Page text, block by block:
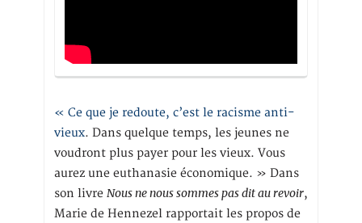
« Ce que je redoute, c’est le racisme anti-
vieux. Dans quelque temps, les jeunes ne
voudront plus payer pour les vieux. Vous
aurez une euthanasie économique. » Dans
son livre Nous ne nous sommes pas dit au revoir,
Marie de Hennezel rapportait les propos de